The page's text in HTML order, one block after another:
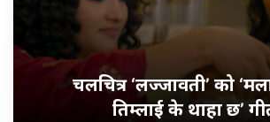
चलचित्र ‘लज्जावती’ को
तिम्लाई के थाहा छ’